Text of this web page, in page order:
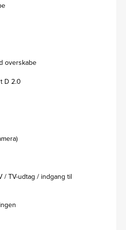
overskabe
D 2.0
/ TV-udtag / indgang til